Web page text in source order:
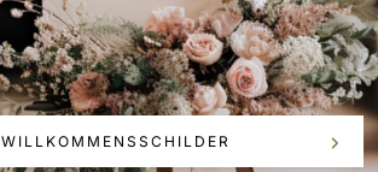
WILLKOMMENSSCHILDER